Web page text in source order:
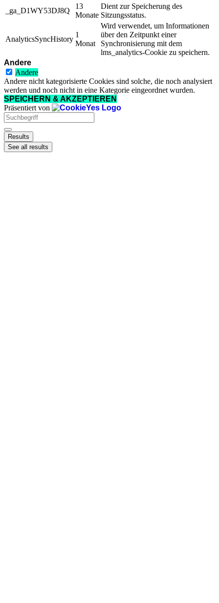
_ga_D1WY53DJ8Q
13
Monate
Dient zur Speicherung des
Sitzungsstatus.
AnalyticsSyncHistory
1
Monat
Wird verwendet, um Informationen
über den Zeitpunkt einer
Synchronisierung mit dem
lms_analytics-Cookie zu speichern.
Andere
Andere
Andere nicht kategorisierte Cookies sind solche, die noch analysiert
werden und noch nicht in eine Kategorie eingeordnet wurden.
SPEICHERN & AKZEPTIEREN
Präsentiert von
Search
...
Results
See all results